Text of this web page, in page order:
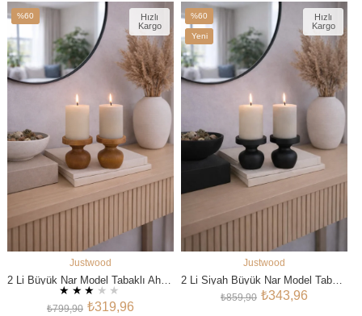
SEPETE EKLE
%60
%60İndirim
Hızlı
Kargo
Justwood
2 Li Büyük Nar Model Tabaklı Ahşap Şamdan Seti, Dekoratif Şamdan
★ ★ ★ ★ ★
₺319,96
₺799,90
SEPETE EKLE
%60
İndirim
%60İndirim
Yeni
Ürün
Hızlı
Kargo
Justwood
₺343,96
₺859,90